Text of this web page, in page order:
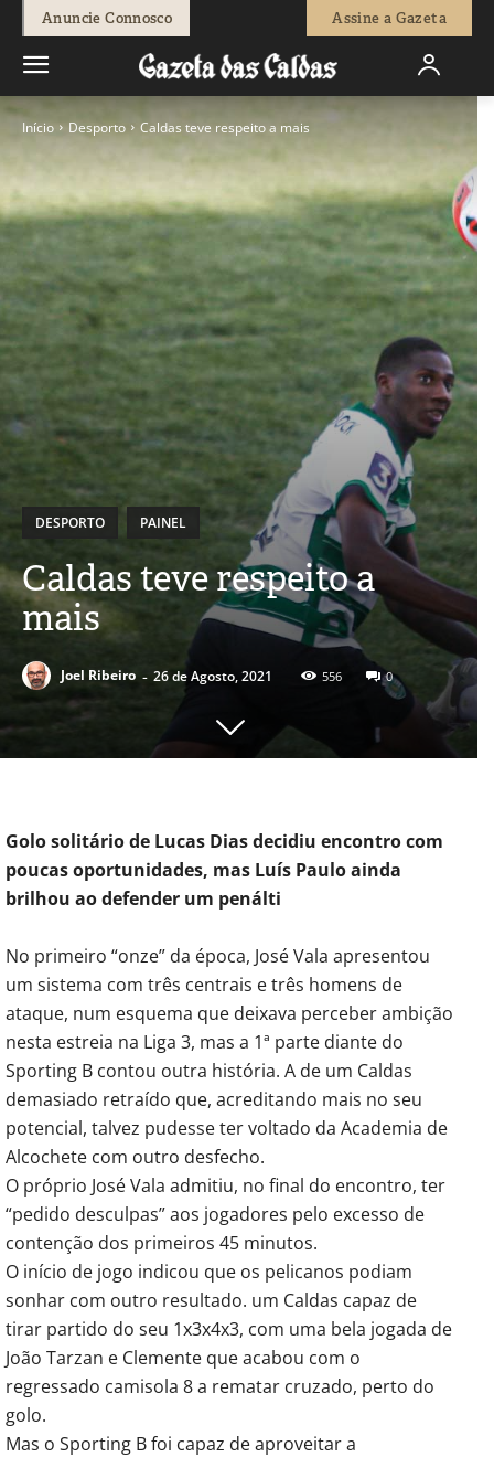
Anuncie Connosco Assine a Gazeta
Início Desporto Caldas teve respeito a mais
DESPORTO PAINEL
Caldas teve respeito a
mais
Joel Ribeiro - 26 de Agosto, 2021 556 0
Golo solitário de Lucas Dias decidiu encontro com
poucas oportunidades, mas Luís Paulo ainda
brilhou ao defender um penálti
No primeiro “onze” da época, José Vala apresentou
um sistema com três centrais e três homens de
ataque, num esquema que deixava perceber ambição
nesta estreia na Liga 3, mas a 1ª parte diante do
Sporting B contou outra história. A de um Caldas
demasiado retraído que, acreditando mais no seu
potencial, talvez pudesse ter voltado da Academia de
Alcochete com outro desfecho.
O próprio José Vala admitiu, no final do encontro, ter
“pedido desculpas” aos jogadores pelo excesso de
contenção dos primeiros 45 minutos.
O início de jogo indicou que os pelicanos podiam
sonhar com outro resultado. um Caldas capaz de
tirar partido do seu 1x3x4x3, com uma bela jogada de
João Tarzan e Clemente que acabou com o
regressado camisola 8 a rematar cruzado, perto do
golo.
Mas o Sporting B foi capaz de aproveitar a